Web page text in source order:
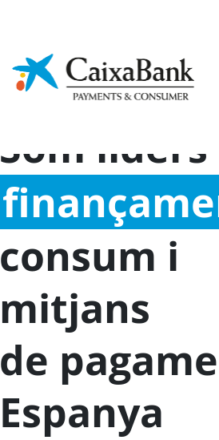
Som
consum i
mitjans
de
Espanya